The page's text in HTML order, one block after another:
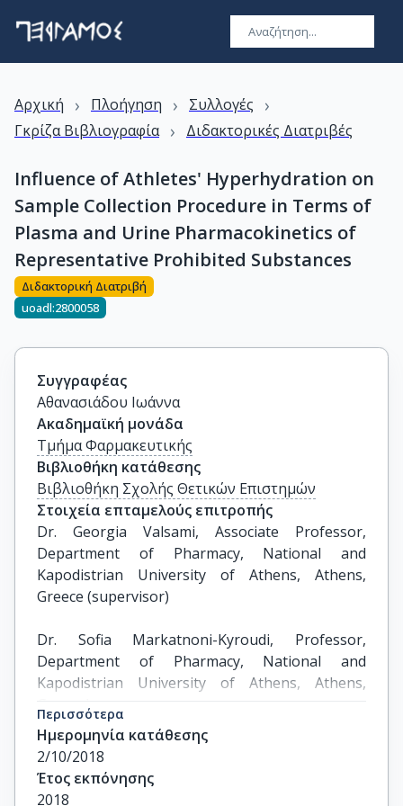
Αρχική › Πλοήγηση › Συλλογές ›
Γκρίζα Βιβλιογραφία › Διδακτορικές Διατριβές
Influence of Athletes' Hyperhydration on
Sample Collection Procedure in Terms of
Plasma and Urine Pharmacokinetics of
Representative Prohibited Substances
Διδακτορική Διατριβή
uoadl:2800058
Συγγραφέας
Αθανασιάδου Ιωάννα
Ακαδημαϊκή μονάδα
Τμήμα Φαρμακευτικής
Βιβλιοθήκη κατάθεσης
Βιβλιοθήκη Σχολής Θετικών Επιστημών
Στοιχεία επταμελούς επιτροπής
Dr. Georgia Valsami, Associate Professor,
Department of Pharmacy, National and
Kapodistrian University of Athens, Athens,
Greece (supervisor)
Dr. Sofia Markatnoni-Kyroudi, Professor,
Department of Pharmacy, National and
Kapodistrian University of Athens, Athens,
Greece*
Dr. Aristeidis Dokoumetzidis, Assistant
Professor, Department of Pharmacy, National
and Kapodistrian University of Athens, Athens,
Περισσότερα
Ημερομηνία κατάθεσης
2/10/2018
Έτος εκπόνησης
2018